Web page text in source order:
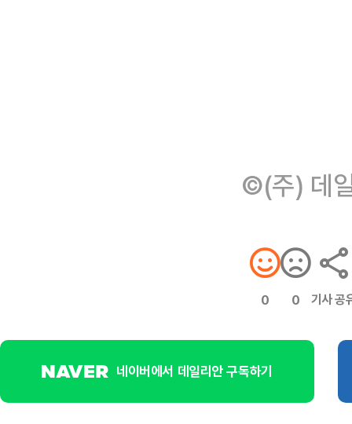
©(주) 데
0 0 기사 공
네이버에서 데일리안 구독하기